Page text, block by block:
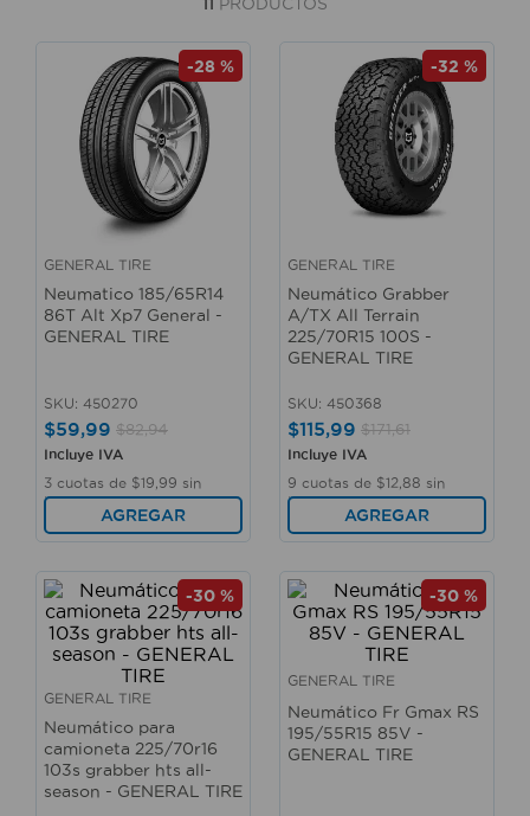
-28 %
GENERAL TIRE
Neumatico 185/65R14
86T Alt Xp7 General -
GENERAL TIRE
SKU: 450270
$59,99 $82,94
Incluye IVA
3 cuotas de $19 99 sin
interés
AGREGAR
-32 %
GENERAL TIRE
Neumático Grabber
A/TX All Terrain
225/70R15 100S -
GENERAL TIRE
SKU: 450368
$115,99 $171,61
Incluye IVA
9 cuotas de $12 88 sin
interés
AGREGAR
-30 %
GENERAL TIRE
Neumático para
camioneta 225/70r16
103s grabber hts all-
season - GENERAL TIRE
-30 %
GENERAL TIRE
Neumático Fr Gmax RS
195/55R15 85V -
GENERAL TIRE